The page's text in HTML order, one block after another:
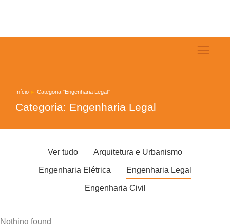
Você está aqui:
Início Categoria "Engenharia Legal"
Categoria: Engenharia Legal
Ver tudo Arquitetura e Urbanismo
Engenharia Elétrica Engenharia Legal
Engenharia Civil
Nothing found